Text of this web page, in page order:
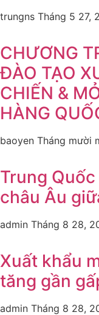
trungns Tháng 5 27,
CHƯƠNG
ĐÀO TẠO
CHIẾN &
HÀNG
baoyen Tháng mười
Trung
châu Âu
admin Tháng 8 28,
Xuất khẩu
tăng gần
admin Tháng 8 28,